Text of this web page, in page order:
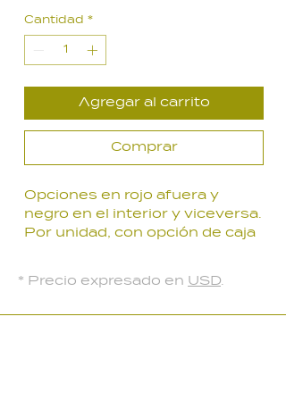
Cantidad *
Agregar al carrito
Comprar
Opciones en rojo afuera y
negro en el interior y viceversa.
Por unidad, con opción de caja
* Precio expresado en USD.